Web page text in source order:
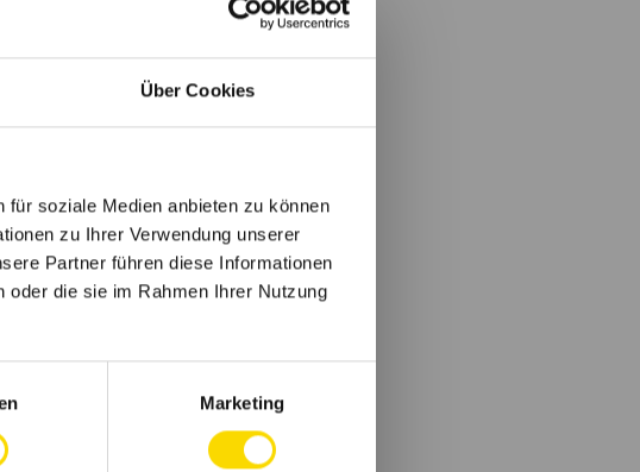
Über Cookies
soziale Medien anbieten zu können
zu Ihrer Verwendung unserer
Partner führen diese Informationen
oder die sie im Rahmen Ihrer Nutzung
Marketing